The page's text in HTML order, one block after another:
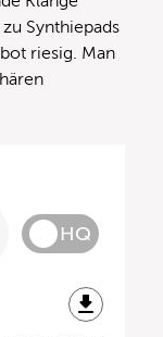
Synthiepads
riesig. Man
HQ